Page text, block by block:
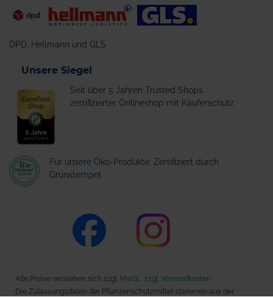
DPD, Hellmann und GLS
Unsere Siegel
Seit über 5 Jahren Trusted Shops
zertifizierter Onlineshop mit Käuferschutz
Für unsere Öko-Produkte: Zertifiziert durch
Grünstempel
Alle Preise verstehen sich zzgl. MwSt., zzgl. Versandkosten
Die Zulassungsdaten der Pflanzenschutzmittel stammen aus der